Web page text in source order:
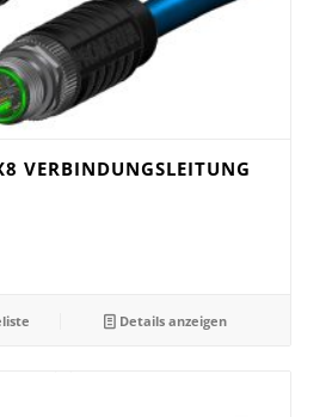
VERBINDUNGSLEITUNG
Details anzeigen